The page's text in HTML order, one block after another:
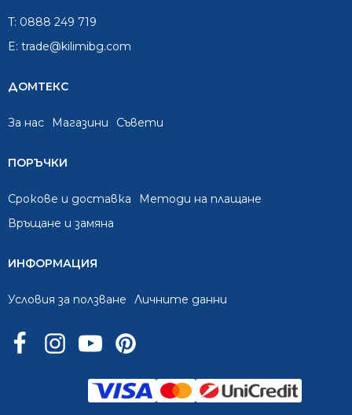
T: 0888 249 719
E: trade@kilimibg.com
ДОМТЕКС
За нас Mагазини Съвети
ПОРЪЧКИ
Срокове и доставка
Методи на плащане
Връщане и замяна
ИНФОРМАЦИЯ
Условия за ползване Личните данни